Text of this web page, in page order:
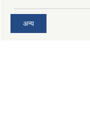
अन्य